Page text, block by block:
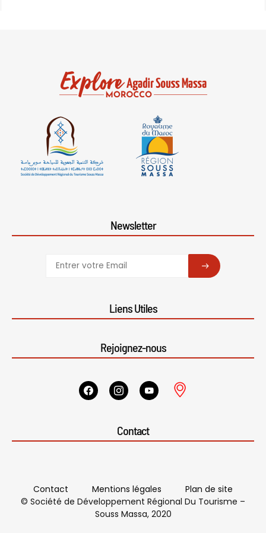
Newsletter
SUBSCRIBE
Liens Utiles
Rejoignez-nous
Contact
Contact Mentions légales
Plan de site
© Société de Développement Régional Du Tourisme –
Souss Massa, 2020